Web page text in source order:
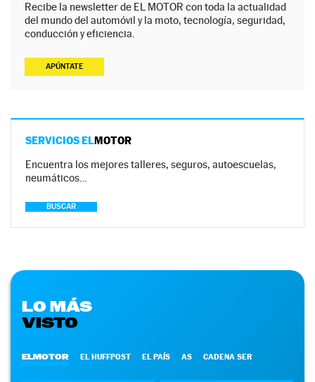
Recibe la newsletter de EL MOTOR con toda la actualidad
del mundo del automóvil y la moto, tecnología, seguridad,
conducción y eficiencia.
APÚNTATE
SERVICIOS ELMOTOR
Encuentra los mejores talleres, seguros, autoescuelas,
neumáticos…
BUSCAR
LO MÁS
VISTO
ELMOTOR EL HUFFPOST EL PAÍS AS CADENA SER